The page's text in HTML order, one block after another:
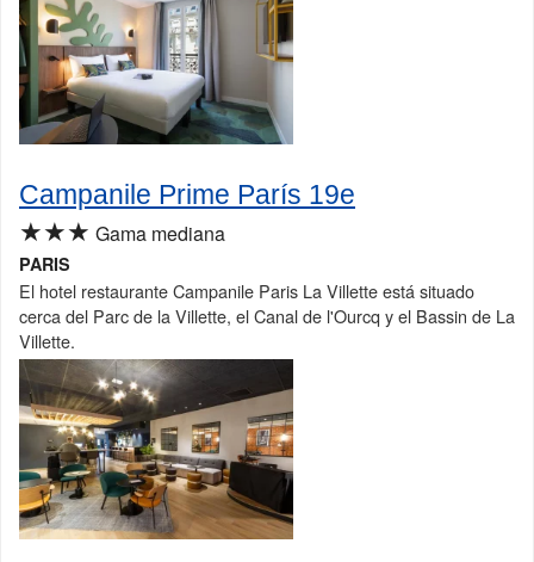
Campanile Prime París 19e
★★★ Gama mediana
PARIS
El hotel restaurante Campanile Paris La Villette está situado
cerca del Parc de la Villette, el Canal de l'Ourcq y el Bassin de La
Villette.